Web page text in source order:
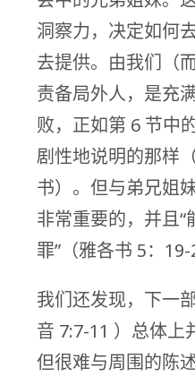
洞察力，决定如何
去提供。由我们（
责备局外人，是充
败，正如第 6 节中
剧性地说明的那样
书）。但与弟兄姐
非常重要的，并且“
罪”（雅各书 5：19-
我们还发现，下一
音 7:7-11 ）总体上
但很难与周围的陈